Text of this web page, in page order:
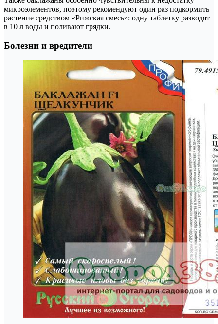
микроэлементов, поэтому рекомендуют один раз подкормить
растение средством «Рижская смесь»: одну таблетку разводят
в 10 л воды и поливают грядки.
Болезни и вредители